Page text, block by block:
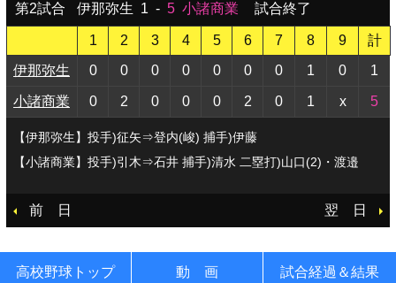
第2試合 伊那弥生 1 - 5 小諸商業 試合終了
1 2 3 4 5 6 7 8 9
計
伊那弥生
0 0 0 0 0 0 0 1 0 1
小諸商業 0 2 0 0 0 2 0 1 x 5
【伊那弥生】投手)征矢⇒登内(峻) 捕手)伊藤
【小諸商業】投手)引木⇒石井 捕手)清水 二塁打)山口(2)・渡邉
前 日 翌 日
高校野球トップ 動 画 試合経過＆結果